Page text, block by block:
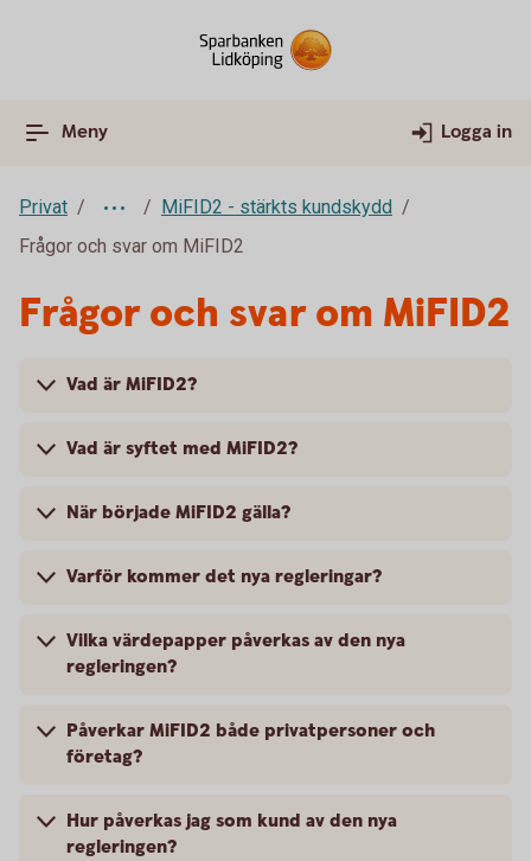
Meny Logga in
Privat
MiFID2 - stärkts kundskydd
Frågor och svar om MiFID2
Frågor och svar om MiFID2
Vad är MiFID2?
Vad är syftet med MiFID2?
När började MiFID2 gälla?
Varför kommer det nya regleringar?
Vilka värdepapper påverkas av den nya
regleringen?
Påverkar MiFID2 både privatpersoner och
företag?
Hur påverkas jag som kund av den nya
regleringen?